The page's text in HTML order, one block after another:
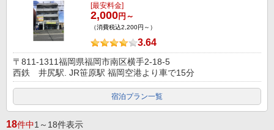
[最安料金]
2,000円～
（消費税込2,200円～）
3.64
〒811-1311福岡県福岡市南区横手2-18-5
西鉄 井尻駅. JR笹原駅 福岡空港より車で15分
宿泊プラン一覧
18件中1～18件表示